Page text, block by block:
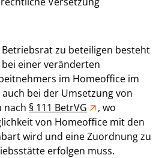
zu beteiligen besteht
einer veränderten
im Homeoffice im
auch bei der Umsetzung von
nach § 111 BetrVG
, wo
von Homeoffice mit den
wird und eine Zuordnung zu
erfolgen muss.